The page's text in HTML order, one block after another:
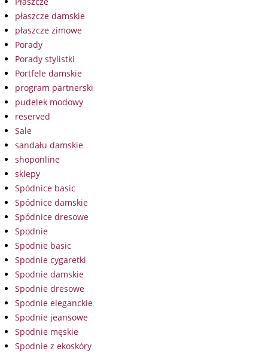
płaszcze damskie
płaszcze zimowe
Porady
Porady stylistki
Portfele damskie
program partnerski
pudelek modowy
reserved
Sale
sandału damskie
shoponline
sklepy
Spódnice basic
Spódnice damskie
Spódnice dresowe
Spodnie
Spodnie basic
Spodnie cygaretki
Spodnie damskie
Spodnie dresowe
Spodnie eleganckie
Spodnie jeansowe
Spodnie męskie
Spodnie z ekoskóry